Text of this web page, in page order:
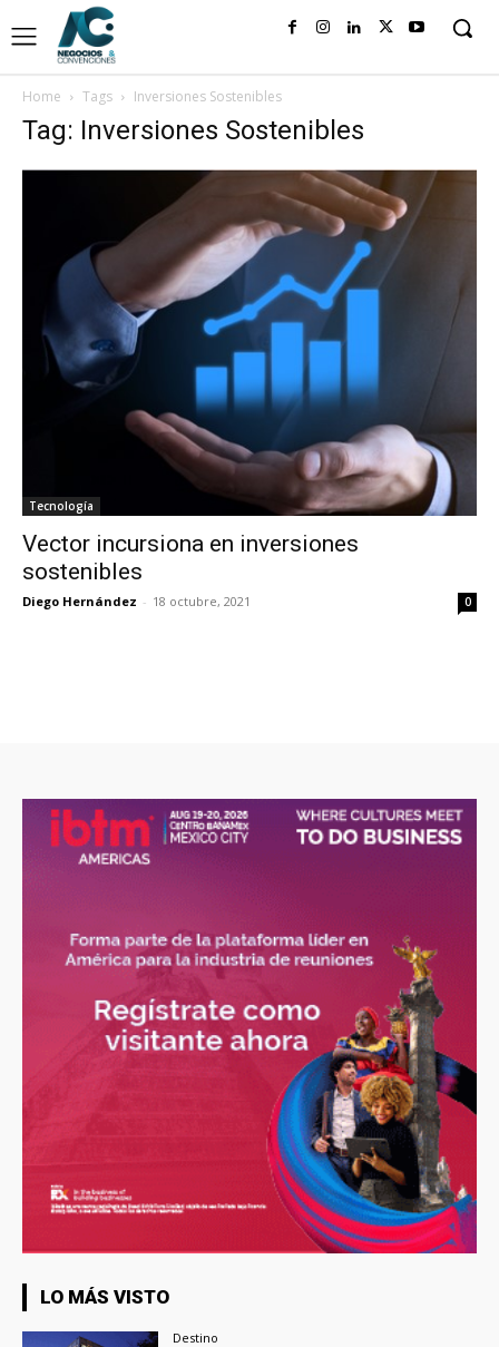
Home Tags Inversiones Sostenibles
Tag: Inversiones Sostenibles
Tecnología
Vector incursiona en inversiones
sostenibles
Diego Hernández - 18 octubre, 2021 0
LO MÁS VISTO
Destino